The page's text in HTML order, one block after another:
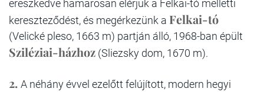
ereszkedve hamarosan elérjük a Felkai-tó melletti
kereszteződést, és megérkezünk a Felkai-tó
(Velické pleso, 1663 m) partján álló, 1968-ban épült
Sziléziai-házhoz (Sliezsky dom, 1670 m).
2. A néhány évvel ezelőtt felújított, modern hegyi